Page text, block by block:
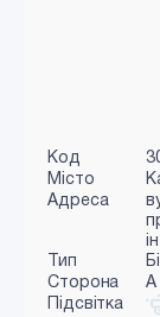
Код
Місто
Адреса
Тип
Сторона
A
Підсвітка